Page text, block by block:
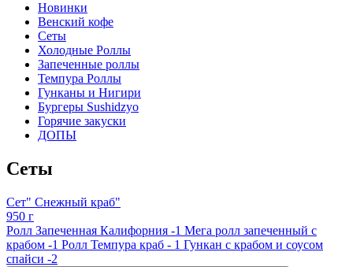
Новинки
Венский кофе
Сеты
Холодные Роллы
Запеченные роллы
Темпура Роллы
Гунканы и Нигири
Бургеры Sushidzyo
Горячие закуски
ДОПЫ
Сеты
Сет" Снежный краб"
950 г
Ролл Запеченная Калифорния -1 Мега ролл запеченный с
крабом -1 Ролл Темпура краб - 1 Гункан с крабом и соусом
спайси -2